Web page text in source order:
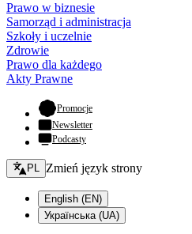
Prawo w biznesie
Samorząd i administracja
Szkoły i uczelnie
Zdrowie
Prawo dla każdego
Akty Prawne
Promocje- otwiera się w nowej karcie
Newsletter
Podcasty
Zmień język - bieżący:
PL Zmień język strony
English (EN)
Українська (UA)